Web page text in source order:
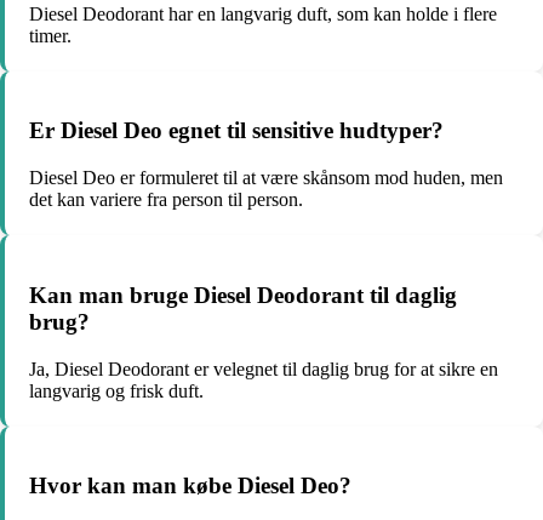
Diesel Deodorant har en langvarig duft, som kan holde i flere
timer.
Er Diesel Deo egnet til sensitive hudtyper?
Diesel Deo er formuleret til at være skånsom mod huden, men
det kan variere fra person til person.
Kan man bruge Diesel Deodorant til daglig
brug?
Ja, Diesel Deodorant er velegnet til daglig brug for at sikre en
langvarig og frisk duft.
Hvor kan man købe Diesel Deo?